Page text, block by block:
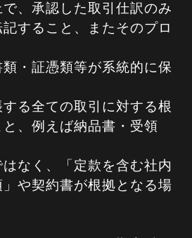
承認した取引仕訳のみ
すること、またそのプロ
証憑類等が系統的に保
全ての取引に対する根
、例えば納品書・受領
く、「定款を含む社内
や契約書が根拠となる場